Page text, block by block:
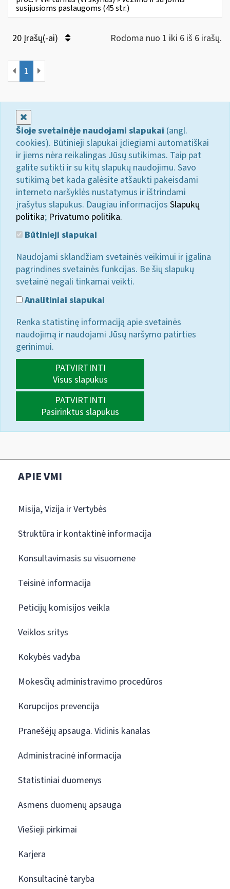
susijusioms paslaugoms (45 str.)
20 Įrašų(-ai) Rodoma nuo 1 iki 6 iš 6 irašų.
1
Šioje svetainėje naudojami slapukai (angl.
cookies). Būtinieji slapukai įdiegiami automatiškai
ir jiems nėra reikalingas Jūsų sutikimas. Taip pat
galite sutikti ir su kitų slapukų naudojimu. Savo
sutikimą bet kada galėsite atšaukti pakeisdami
interneto naršyklės nustatymus ir ištrindami
įrašytus slapukus. Daugiau informacijos Slapukų
politika; Privatumo politika.
Būtinieji slapukai
Naudojami sklandžiam svetainės veikimui ir įgalina
pagrindines svetainės funkcijas. Be šių slapukų
svetainė negali tinkamai veikti.
Analitiniai slapukai
Renka statistinę informaciją apie svetainės
naudojimą ir naudojami Jūsų naršymo patirties
gerinimui.
PATVIRTINTI
Visus slapukus
PATVIRTINTI
Pasirinktus slapukus
APIE VMI
Misija, Vizija ir Vertybės
Struktūra ir kontaktinė informacija
Konsultavimasis su visuomene
Teisinė informacija
Peticijų komisijos veikla
Veiklos sritys
Kokybės vadyba
Mokesčių administravimo procedūros
Korupcijos prevencija
Pranešėjų apsauga. Vidinis kanalas
Administracinė informacija
Statistiniai duomenys
Asmens duomenų apsauga
Viešieji pirkimai
Karjera
Konsultacinė taryba